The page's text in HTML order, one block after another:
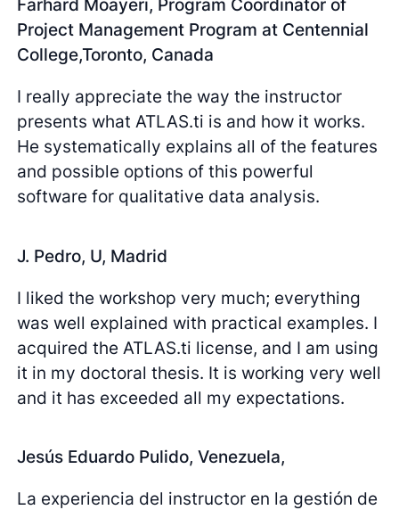
Farhard Moayeri, Program Coordinator of
Project Management Program at Centennial
College,Toronto, Canada
I really appreciate the way the instructor
presents what ATLAS.ti is and how it works.
He systematically explains all of the features
and possible options of this powerful
software for qualitative data analysis.
J. Pedro, U, Madrid
I liked the workshop very much; everything
was well explained with practical examples. I
acquired the ATLAS.ti license, and I am using
it in my doctoral thesis. It is working very well
and it has exceeded all my expectations.
Jesús Eduardo Pulido, Venezuela,
La experiencia del instructor en la gestión de